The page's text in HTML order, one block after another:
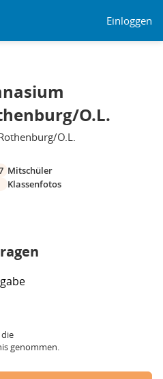
Einloggen
O.L.
O.L.
Mitschüler
Klassenfotos
genommen.